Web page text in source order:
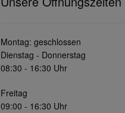
Montag: geschlossen
Dienstag - Donnerstag
08:30 - 16:30 Uhr
Freitag
09:00 - 16:30 Uhr